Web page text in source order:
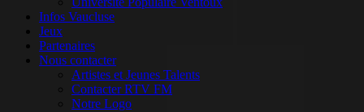
Infos Vaucluse
Jeux
Partenaires
Nous contacter
Artistes et Jeunes Talents
Contacter RTV FM
Notre Logo